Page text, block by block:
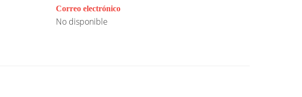
Correo electrónico
No disponible